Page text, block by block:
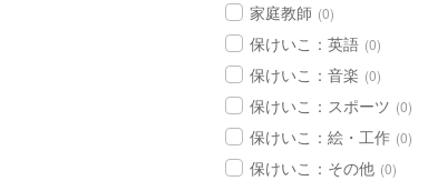
家庭教師 (0)
保けいこ：英語 (0)
保けいこ：音楽 (0)
保けいこ：スポーツ (0)
保けいこ：絵・工作 (0)
保けいこ：その他 (0)